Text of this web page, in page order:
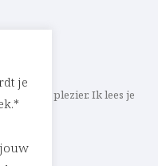
Met veel plezier. Ik lees je
je